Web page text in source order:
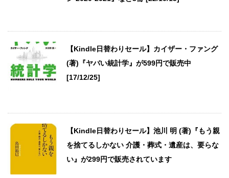
【Kindle日替わりセール】カイザー・ファング
(著)『ヤバい統計学』が599円で販売中
[17/12/25]
【Kindle日替わりセール】池川 明 (著)『もう親
を捨てるしかない 介護・葬式・遺産は、要らな
い』が299円で販売されています